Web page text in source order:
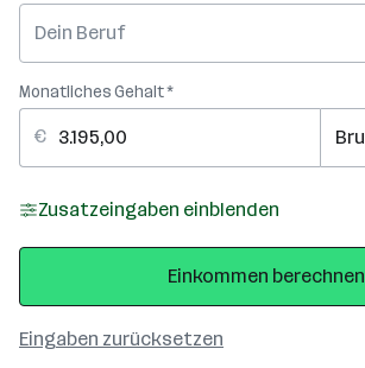
Monatliches Gehalt *
Zusatzeingaben einblenden
Eingaben zurücksetzen
Einkommen berechnen